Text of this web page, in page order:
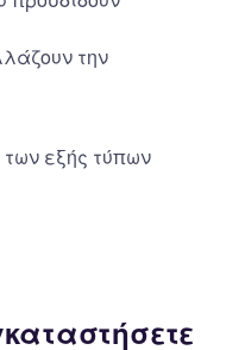
την
εξής τύπων